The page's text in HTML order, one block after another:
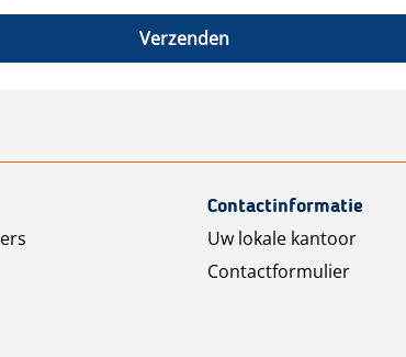
Verzenden
Contactinformatie
Uw lokale kantoor
Contactformulier